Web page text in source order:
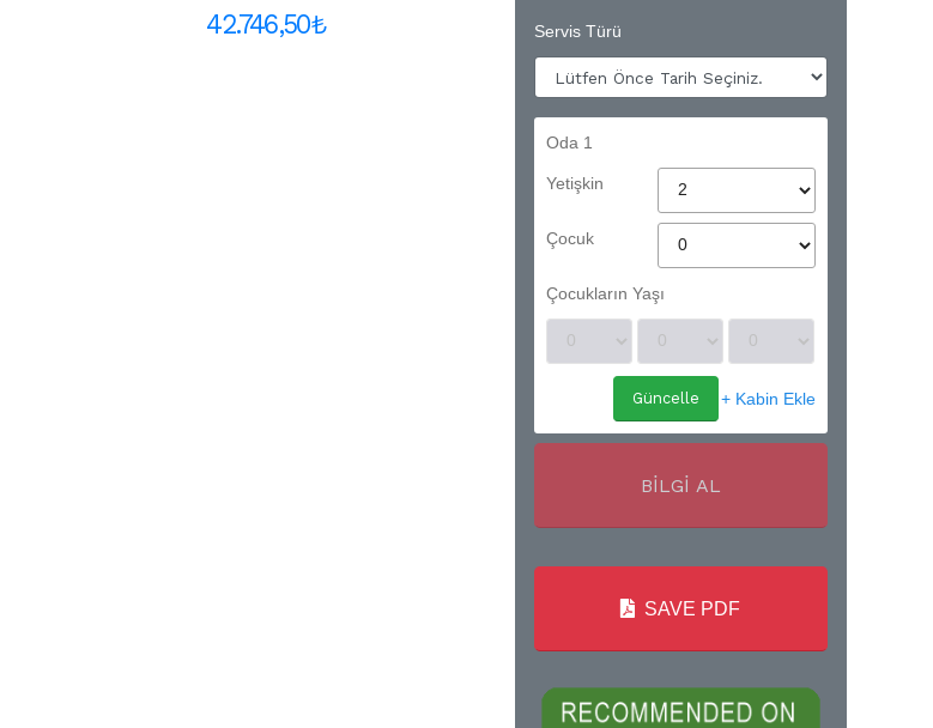
42.746,50₺
Servis Türü
Oda 1
Yetişkin
Çocuk
Çocukların Yaşı
+ Kabin Ekle
Güncelle
SAVE PDF